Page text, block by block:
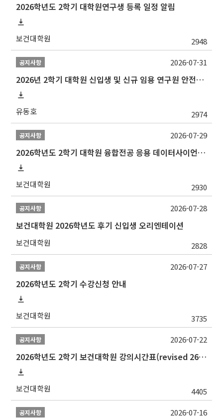
2026학년도 2학기 대학원연구생 등록 일정 알림
보건대학원 2948
공지사항
2026년 2학기 대학원 신입생 및 신규 임용 연구원 안전환경교육(신규교육) 실시 안내
유동호 2974
2026-07-31
공지사항
2026학년도 2학기 대학원 융합전공 응용 데이터사이언스 선발 계획 알림
보건대학원 2930
2026-07-29
공지사항
보건대학원 2026학년도 후기 신입생 오리엔테이션
보건대학원 2828
2026-07-28
공지사항
2026학년도 2학기 수강신청 안내
보건대학원 3735
2026-07-27
공지사항
2026학년도 2학기 보건대학원 강의시간표(revised 260803)(2026 2nd SEMESTER SNU GSPH TIMETABLE)
보건대학원 4405
2026-07-22
공지사항 2026-07-16